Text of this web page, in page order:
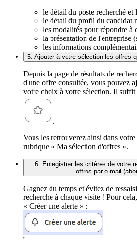
le détail du poste recherché et
le détail du profil du candidat
les modalités pour répondre à
la présentation de l'entreprise
les informations
5. Ajouter à votre sélection les offres
Depuis la page de résultats de
d'une offre consultée, vous pouvez
votre choix à votre sélection. Il
.
Vous les retrouverez ainsi dans votre
rubrique « Ma sélection d'offres ».
6. Enregistrer les critères de votre
offres par e-mail
Gagnez du temps et évitez de
recherche à chaque visite ! Pour
« Créer une alerte » :